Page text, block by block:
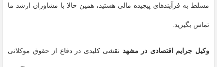
مسلط به فرآیندهای پیچیده مالی هستید، همین حالا با مشاوران ارشد ما
تماس بگیرید.
وکیل جرایم اقتصادی در مشهد نقشی کلیدی در دفاع از حقوق موکلانی